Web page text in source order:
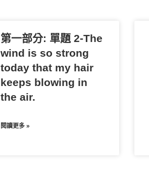
第一部分: 單題 2-The
wind is so strong
today that my hair
keeps blowing in
the air.
閱讀更多 »